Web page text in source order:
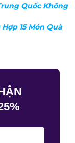
Quốc Không
15 Món Quà